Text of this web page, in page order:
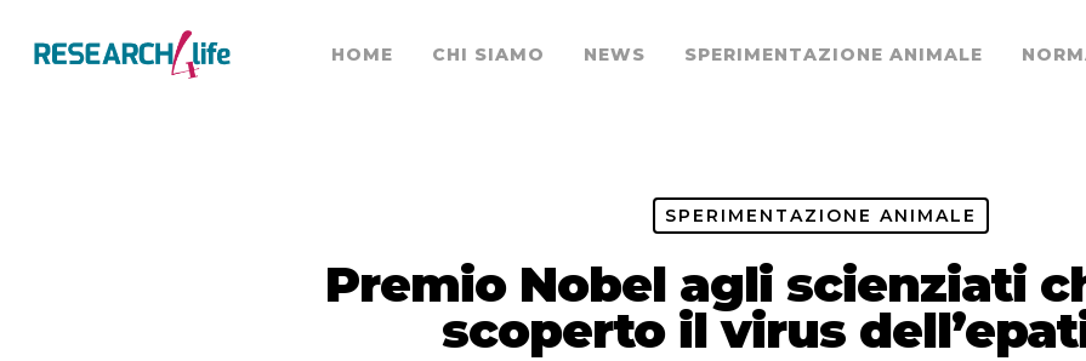
HOME CHI SIAMO NEWS SPERIMENTAZIONE ANIMALE
SPERIMENTAZIONE ANIMALE
Premio Nobel agli scienziati
scoperto il virus